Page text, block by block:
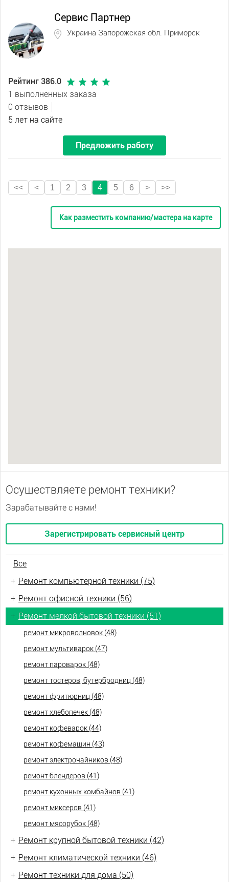
Сервис Партнер
Украина Запорожская обл. Приморск
Рейтинг 386.0
1 выполненных заказа
0 отзывов
5 лет на сайте
Предложить работу
<< < 1 2 3 4 5 6 > >>
Как разместить компанию/мастера на карте
Осуществляете ремонт техники?
Зарабатывайте с нами!
Зарегистрировать сервисный центр
Все
+ Ремонт компьютерной техники (75)
+ Ремонт офисной техники (56)
+ Ремонт мелкой бытовой техники (51)
ремонт микроволновок (48)
ремонт мультиварок (47)
ремонт пароварок (48)
ремонт тостеров, бутербродниц (48)
ремонт фритюрниц (48)
ремонт хлебопечек (48)
ремонт кофеварок (44)
ремонт кофемашин (43)
ремонт электрочайников (48)
ремонт блендеров (41)
ремонт кухонных комбайнов (41)
ремонт миксеров (41)
ремонт мясорубок (48)
+ Ремонт крупной бытовой техники (42)
+ Ремонт климатической техники (46)
+ Ремонт техники для дома (50)